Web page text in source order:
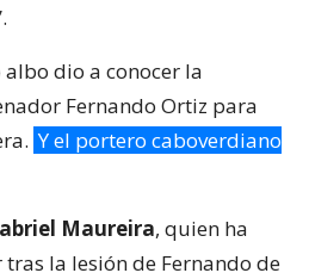
albo dio a conocer la
Fernando Ortiz para
Y el portero caboverdiano
Maureira, quien ha
la lesión de Fernando de